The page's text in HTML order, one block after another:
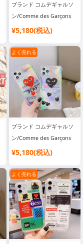
ブランド コムデギャルソ
ン/Comme des Garçons
スマホケース
¥5,180(税込)
よく売れる
ブランド コムデギャルソ
ン/Comme des Garçons
スマホケース
¥5,180(税込)
よく売れる